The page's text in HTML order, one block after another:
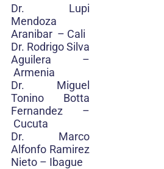
Dr. Lupi
Mendoza
Aranibar – Cali
Dr. Rodrigo Silva
Aguilera –
Armenia
Dr. Miguel
Tonino Botta
Fernandez –
Cucuta
Dr. Marco
Alfonfo Ramirez
Nieto – Ibague